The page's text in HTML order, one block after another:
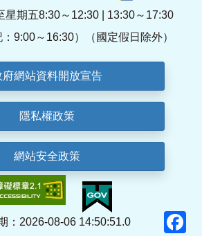
星期五8:30～12:30 | 13:30～17:30
：9:00～16:30）（國定假日除外）
府網站資料開放宣告
隱私權政策
網站安全政策
：2026-08-06 14:50:51.0